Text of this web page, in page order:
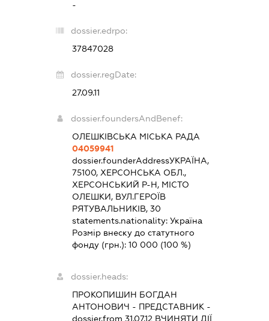
-
dossier.edrpo:
37847028
dossier.regDate:
27.09.11
dossier.foundersAndBenef:
ОЛЕШКІВСЬКА МІСЬКА РАДА
04059941
dossier.founderAddressУКРАЇНА,
75100, ХЕРСОНСЬКА ОБЛ.,
ХЕРСОНСЬКИЙ Р-Н, МІСТО
ОЛЕШКИ, ВУЛ.ГЕРОЇВ
РЯТУВАЛЬНИКІВ, 30
statements.nationality: Україна
Розмір внеску до статутного
фонду (грн.): 10 000 (100 %)
dossier.heads:
ПРОКОПИШИН БОГДАН
АНТОНОВИЧ - ПРЕДСТАВНИК -
dossier.from 31.07.12 ВЧИНЯТИ ДІЇ